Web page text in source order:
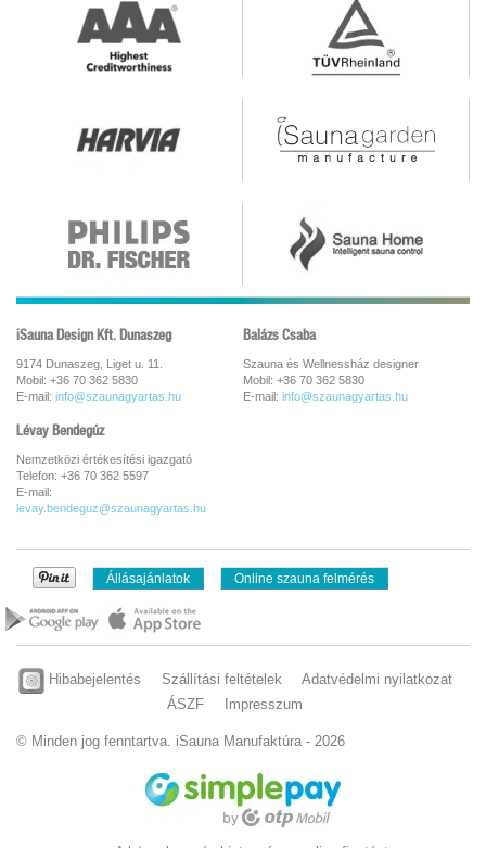
iSauna Design Kft. Dunaszeg
9174 Dunaszeg, Liget u. 11.
Mobil: +36 70 362 5830
E-mail: info@szaunagyartas.hu
Balázs Csaba
Szauna és Wellnessház designer
Mobil: +36 70 362 5830
E-mail: info@szaunagyartas.hu
Lévay Bendegúz
Nemzetközi értékesítési igazgató
Telefon: +36 70 362 5597
E-mail:
levay.bendeguz@szaunagyartas.hu
Állásajánlatok Online szauna felmérés
Hibabejelentés Szállítási feltételek
Adatvédelmi nyilatkozat
ÁSZF
Impresszum
© Minden jog fenntartva. iSauna Manufaktúra - 2026